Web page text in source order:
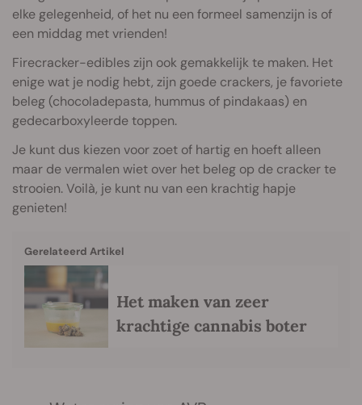
elke gelegenheid, of het nu een formeel samenzijn is of
een middag met vrienden!
Firecracker-edibles zijn ook gemakkelijk te maken. Het
enige wat je nodig hebt, zijn goede crackers, je favoriete
beleg (chocoladepasta, hummus of pindakaas) en
gedecarboxyleerde toppen.
Je kunt dus kiezen voor zoet of hartig en hoeft alleen
maar de vermalen wiet over het beleg op de cracker te
strooien. Voilà, je kunt nu van een krachtig hapje
genieten!
Gerelateerd Artikel
Het maken van zeer
krachtige cannabis boter